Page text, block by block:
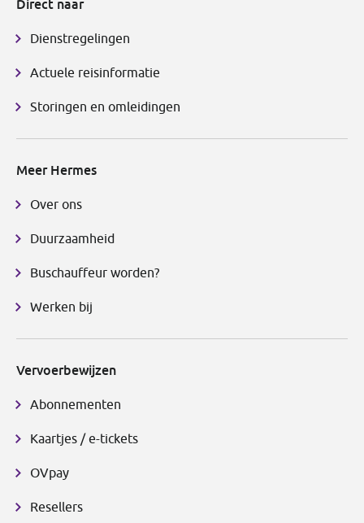
Direct naar
Dienstregelingen
Actuele reisinformatie
Storingen en omleidingen
Meer Hermes
Over ons
Duurzaamheid
Buschauffeur worden?
Werken bij
Vervoerbewijzen
Abonnementen
Kaartjes / e-tickets
OVpay
Resellers